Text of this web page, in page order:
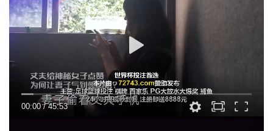
00:00/45:53